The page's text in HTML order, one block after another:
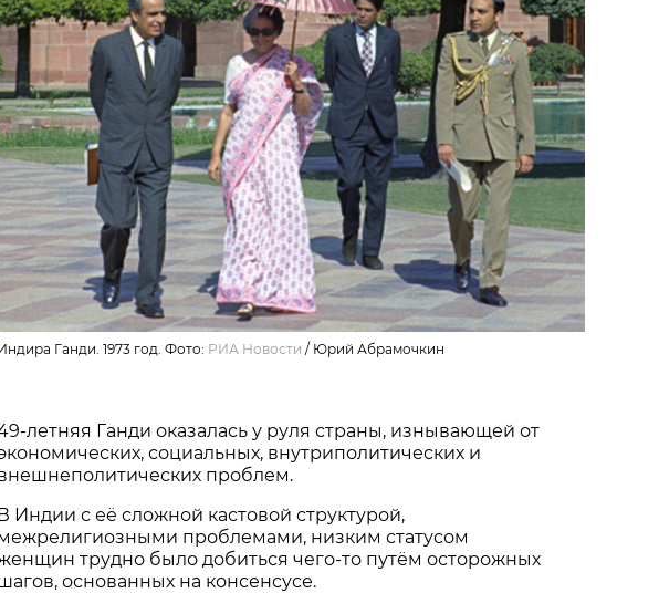
Ганди. 1973 год. Фото: РИА Новости / Юрий Абрамочкин
летняя Ганди оказалась у руля страны, изнывающей от
социальных, внутриполитических и
проблем.
Индии с её сложной кастовой структурой,
проблемами, низким статусом
трудно было добиться чего-то путём осторожных
основанных на консенсусе.